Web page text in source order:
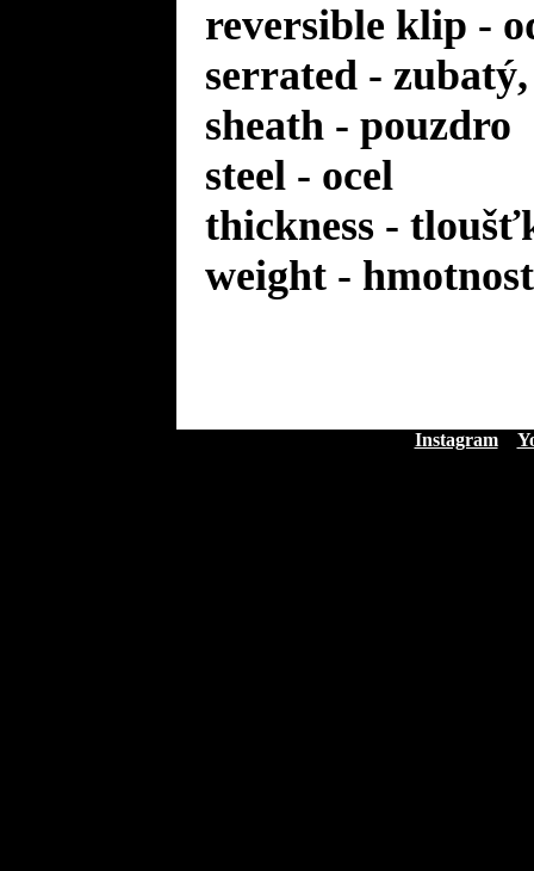
reversible klip -
serrated -
sheath - pouzdro
steel - ocel
thickness -
weight - hmotnost
Instagram